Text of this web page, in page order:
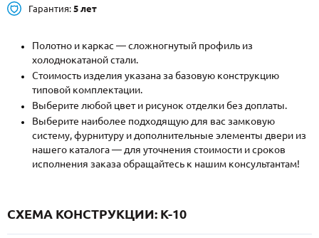
+7 (495) 411-44-41
INFO@META-M.RU
ЗАПРОСИТЬ РАСЧЕТ
Каталог Распродажа Как купить
Записаться на замер
Гарантия: 5 лет
Полотно и каркас — сложногнутый профиль из
холоднокатаной стали.
Стоимость изделия указана за базовую конструкцию
типовой комплектации.
Выберите любой цвет и рисунок отделки без доплаты.
Выберите наиболее подходящую для вас замковую
систему, фурнитуру и дополнительные элементы двери из
нашего каталога — для уточнения стоимости и сроков
исполнения заказа обращайтесь к нашим консультантам!
СХЕМА КОНСТРУКЦИИ: K-10